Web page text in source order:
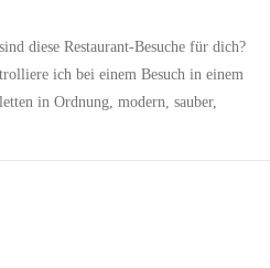
diese Restaurant-Besuche für dich?
ich bei einem Besuch in einem
in Ordnung, modern, sauber,